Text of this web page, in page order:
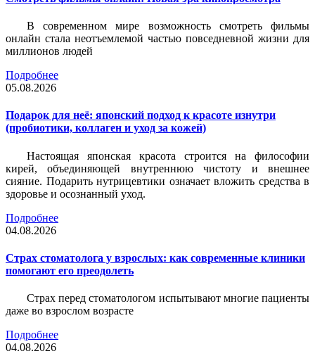
В современном мире возможность смотреть фильмы
онлайн стала неотъемлемой частью повседневной жизни для
миллионов людей
Подробнее
05.08.2026
Подарок для неё: японский подход к красоте изнутри
(пробиотики, коллаген и уход за кожей)
Настоящая японская красота строится на философии
кирей, объединяющей внутреннюю чистоту и внешнее
сияние. Подарить нутрицевтики означает вложить средства в
здоровье и осознанный уход.
Подробнее
04.08.2026
Страх стоматолога у взрослых: как современные клиники
помогают его преодолеть
Страх перед стоматологом испытывают многие пациенты
даже во взрослом возрасте
Подробнее
04.08.2026